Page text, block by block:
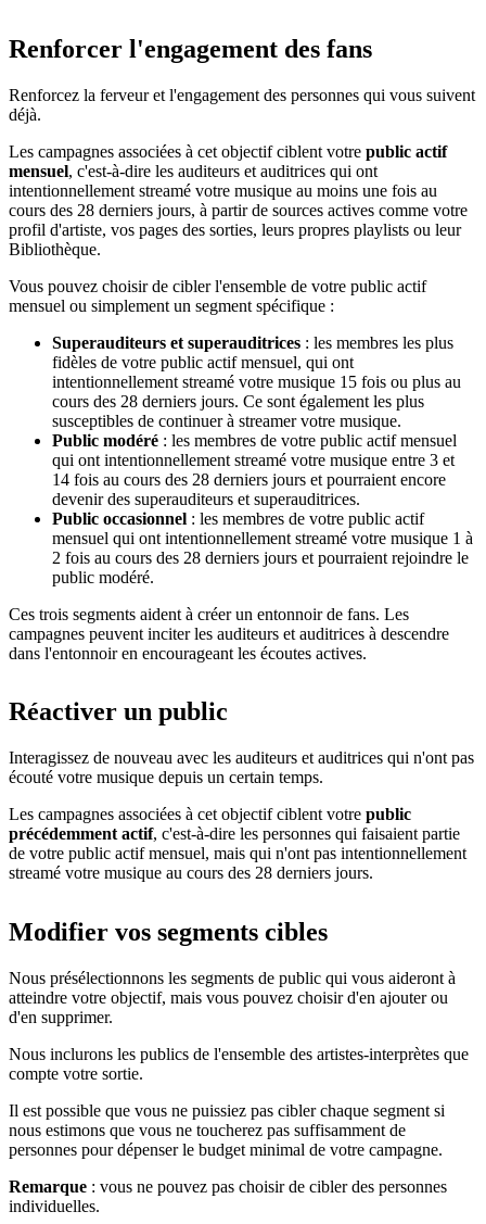
Renforcer l'engagement des fans
Renforcez la ferveur et l'engagement des personnes qui vous suivent
déjà.
Les campagnes associées à cet objectif ciblent votre public actif
mensuel, c'est-à-dire les auditeurs et auditrices qui ont
intentionnellement streamé votre musique au moins une fois au
cours des 28 derniers jours, à partir de sources actives comme votre
profil d'artiste, vos pages des sorties, leurs propres playlists ou leur
Bibliothèque.
Vous pouvez choisir de cibler l'ensemble de votre public actif
mensuel ou simplement un segment spécifique :
Superauditeurs et superauditrices : les membres les plus
fidèles de votre public actif mensuel, qui ont
intentionnellement streamé votre musique 15 fois ou plus au
cours des 28 derniers jours. Ce sont également les plus
susceptibles de continuer à streamer votre musique.
Public modéré : les membres de votre public actif mensuel
qui ont intentionnellement streamé votre musique entre 3 et
14 fois au cours des 28 derniers jours et pourraient encore
devenir des superauditeurs et superauditrices.
Public occasionnel : les membres de votre public actif
mensuel qui ont intentionnellement streamé votre musique 1 à
2 fois au cours des 28 derniers jours et pourraient rejoindre le
public modéré.
Ces trois segments aident à créer un entonnoir de fans. Les
campagnes peuvent inciter les auditeurs et auditrices à descendre
dans l'entonnoir en encourageant les écoutes actives.
Réactiver un public
Interagissez de nouveau avec les auditeurs et auditrices qui n'ont pas
écouté votre musique depuis un certain temps.
Les campagnes associées à cet objectif ciblent votre public
précédemment actif, c'est-à-dire les personnes qui faisaient partie
de votre public actif mensuel, mais qui n'ont pas intentionnellement
streamé votre musique au cours des 28 derniers jours.
Modifier vos segments cibles
Nous présélectionnons les segments de public qui vous aideront à
atteindre votre objectif, mais vous pouvez choisir d'en ajouter ou
d'en supprimer.
Nous inclurons les publics de l'ensemble des artistes-interprètes que
compte votre sortie.
Il est possible que vous ne puissiez pas cibler chaque segment si
nous estimons que vous ne toucherez pas suffisamment de
personnes pour dépenser le budget minimal de votre campagne.
Remarque : vous ne pouvez pas choisir de cibler des personnes
individuelles.